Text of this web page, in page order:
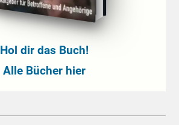
Hol dir das Buch!
Alle Bücher hier